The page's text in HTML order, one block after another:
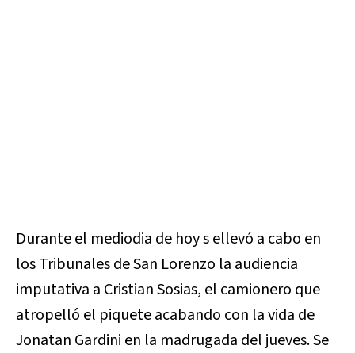
Durante el mediodia de hoy s ellevó a cabo en
los Tribunales de San Lorenzo la audiencia
imputativa a Cristian Sosias, el camionero que
atropelló el piquete acabando con la vida de
Jonatan Gardini en la madrugada del jueves. Se